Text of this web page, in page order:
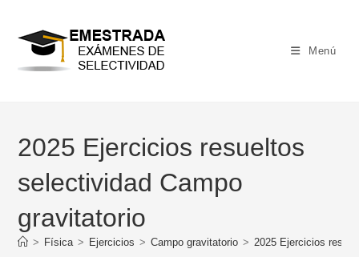
contenido
Menú
2025 Ejercicios resueltos
selectividad Campo
gravitatorio
> Física > Ejercicios > Campo gravitatorio > 2025 Ejercicios